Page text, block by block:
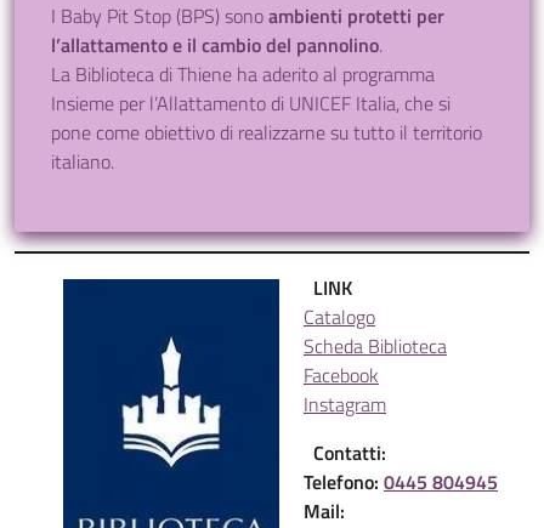
I Baby Pit Stop (BPS) sonoambienti protetti per
l’allattamento e il cambio del pannolino.
La Biblioteca di Thiene ha aderito al programma
Insieme per l’Allattamento di UNICEF Italia, che si
pone come obiettivo di realizzarne su tutto il territorio
italiano.
LINK
Catalogo
Scheda Biblioteca
Facebook
Instagram
Contatti:
Telefono: 0445 804945
Mail: